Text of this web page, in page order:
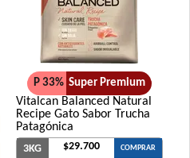
P 33% Super Premium
Vitalcan Balanced Natural
Recipe Gato Sabor Trucha
Patagónica
3KG $29.700 COMPRAR